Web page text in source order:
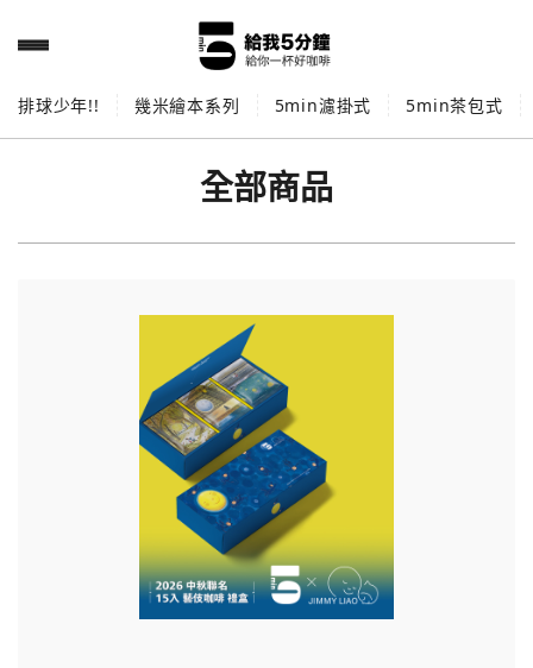
排球少年!! 幾米繪本系列 5min濾掛式 5min茶包式
全部商品